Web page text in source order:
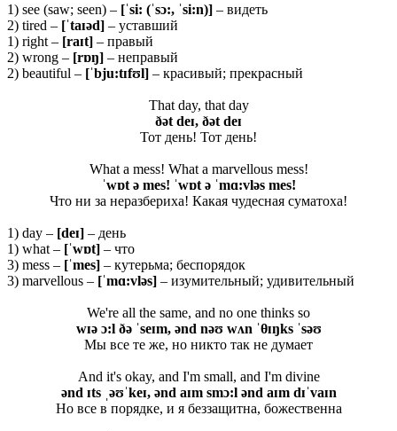
1) see (saw; seen) – [ˈsi: (ˈsɔ:, ˈsi:n)] – видеть
2) tired – [ˈtaɪəd] – уставший
1) right – [raɪt] – правый
2) wrong – [rɒŋ] – неправый
2) beautiful – [ˈbju:tɪfʊl] – красивый; прекрасный
That day, that day
ðət deɪ, ðət deɪ
Тот день! Тот день!
What a mess! What a marvellous mess!
ˈwɒt ə mes! ˈwɒt ə ˈmɑ:vləs mes!
Что ни за неразбериха! Какая чудесная суматоха!
1) day – [deɪ] – день
1) what – [ˈwɒt] – что
3) mess – [ˈmes] – кутерьма; беспорядок
3) marvellous – [ˈmɑ:vləs] – изумительный; удивительный
We're all the same, and no one thinks so
wɪə ɔ:l ðə ˈseɪm, ənd nəʊ wʌn ˈθɪŋks ˈsəʊ
Мы все те же, но никто так не думает
And it's okay, and I'm small, and I'm divine
ənd ɪts ˌəʊˈkeɪ, ənd aɪm smɔ:l ənd aɪm dɪˈvaɪn
Но все в порядке, и я беззащитна, божественна